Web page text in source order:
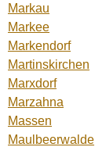
Markau
Markee
Markendorf
Martinskirchen
Marxdorf
Marzahna
Massen
Maulbeerwalde